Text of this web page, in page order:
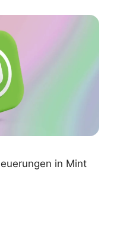
in Mint